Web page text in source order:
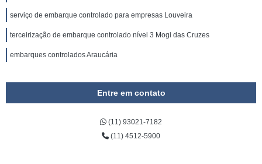
serviço de embarque controlado para empresas Louveira
terceirização de embarque controlado nível 3 Mogi das Cruzes
embarques controlados Araucária
Entre em contato
(11) 93021-7182
(11) 4512-5900